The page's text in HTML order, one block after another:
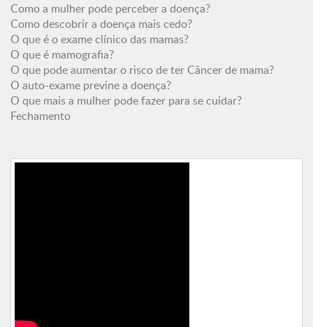
Como a mulher pode perceber a doença?
Como descobrir a doença mais cedo?
O que é o exame clínico das mamas?
O que é mamografia?
O que pode aumentar o risco de ter Câncer de mama?
O auto-exame previne a doença?
O que mais a mulher pode fazer para se cuidar?
Fechamento